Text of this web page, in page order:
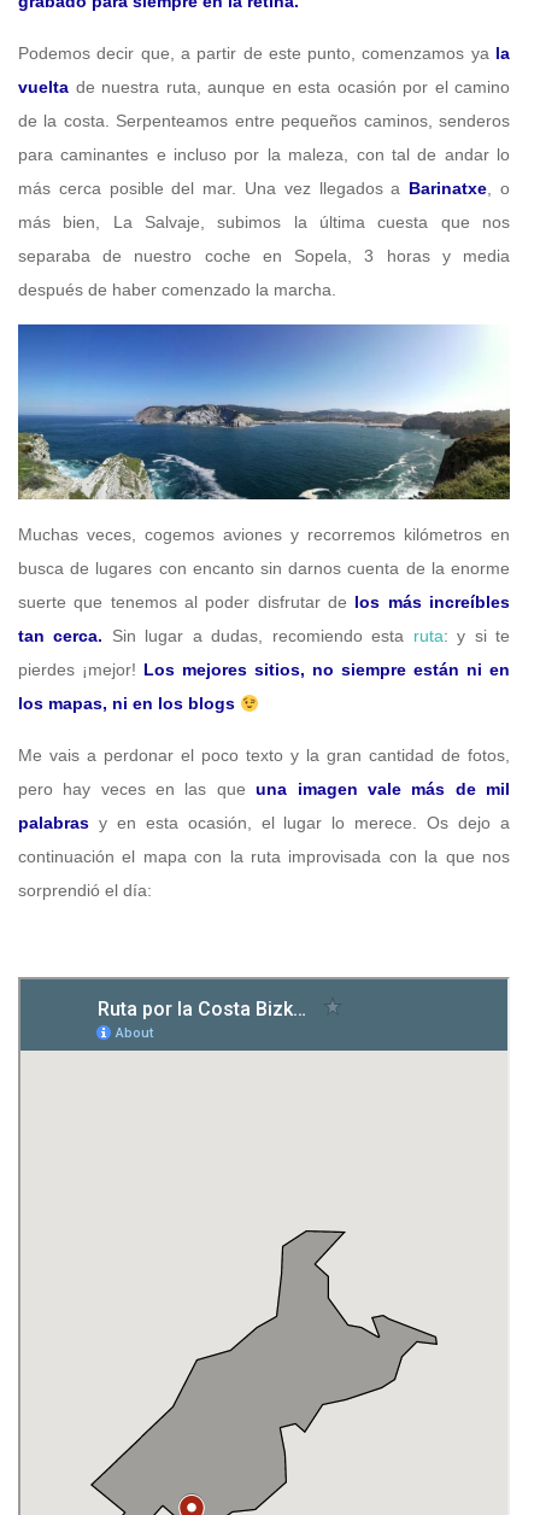
Podemos decir que, a partir de este punto, comenzamos ya la
vuelta de nuestra ruta, aunque en esta ocasión por el camino
de la costa. Serpenteamos entre pequeños caminos, senderos
para caminantes e incluso por la maleza, con tal de andar lo
más cerca posible del mar. Una vez llegados a Barinatxe , o
más bien, La Salvaje, subimos la última cuesta que nos
separaba de nuestro coche en Sopela, 3 horas y media
después de haber comenzado la marcha.
Muchas veces, cogemos aviones y recorremos kilómetros en
busca de lugares con encanto sin darnos cuenta de la enorme
suerte que tenemos al poder disfrutar de los más increíbles
tan cerca. Sin lugar a dudas, recomiendo esta ruta: y si te
pierdes ¡mejor! Los mejores sitios, no siempre están ni en
los mapas, ni en los blogs
Me vais a perdonar el poco texto y la gran cantidad de fotos,
pero hay veces en las queuna imagen vale más de mil
palabras y en esta ocasión, el lugar lo merece. Os dejo a
continuación el mapa con la ruta improvisada con la que nos
sorprendió el día: